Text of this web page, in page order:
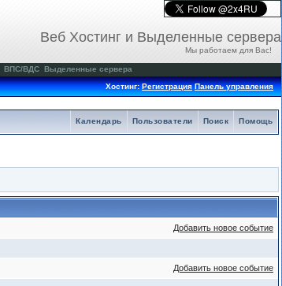
Веб Хостинг и Выделенные сервера
Мы работаем для Вас!
ВПС/ВДС Выделенные сервера
Хостинг:Регистрация Панель управления
Помощь
Поиск
Пользователи
Календарь
Добавить новое событие
Добавить новое событие